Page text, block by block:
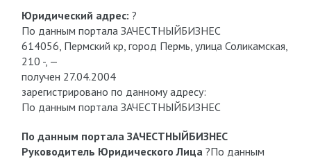
Юридический адрес: ?
По данным портала ЗАЧЕСТНЫЙБИЗНЕС
614056, Пермский кр, город Пермь, улица Соликамская,
210 -, —
получен 27.04.2004
зарегистрировано по данному адресу:
По данным портала ЗАЧЕСТНЫЙБИЗНЕС
По данным портала ЗАЧЕСТНЫЙБИЗНЕС
Руководитель Юридического Лица?По данным